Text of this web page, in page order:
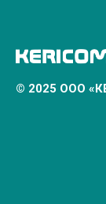
© 2025 ООО